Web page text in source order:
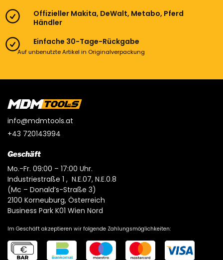
Offizieller Makita, DeWalt, Metabo, Pferd
Händler
Einfache 30-Tage-Rückgabe
Auf unbenutzte Artikel in Originalverpackung
info@mdmtools.at
+43 720143994
Geschäft
Mo.-Fr. 09:00 – 17:00 Uhr.
Industriestraße 1 , N.E.07, N.E.0.8
(Mc – Donald’s-Straße 3)
2100 Korneuburg, Österreich
Business Park K01 Wien Nord
Im Geschäft akzeptieren wir folgende Zahlungsmöglichkeiten: